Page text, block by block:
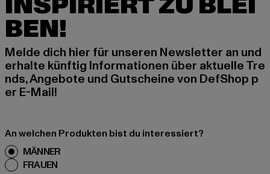
BEN!
Melde dich hier für unseren Newsletter an und
erhalte künftig Informationen über aktuelle Tre
nds, Angebote und Gutscheine von DefShop p
er E-Mail!
An welchen Produkten bist du interessiert?
MÄNNER
FRAUEN